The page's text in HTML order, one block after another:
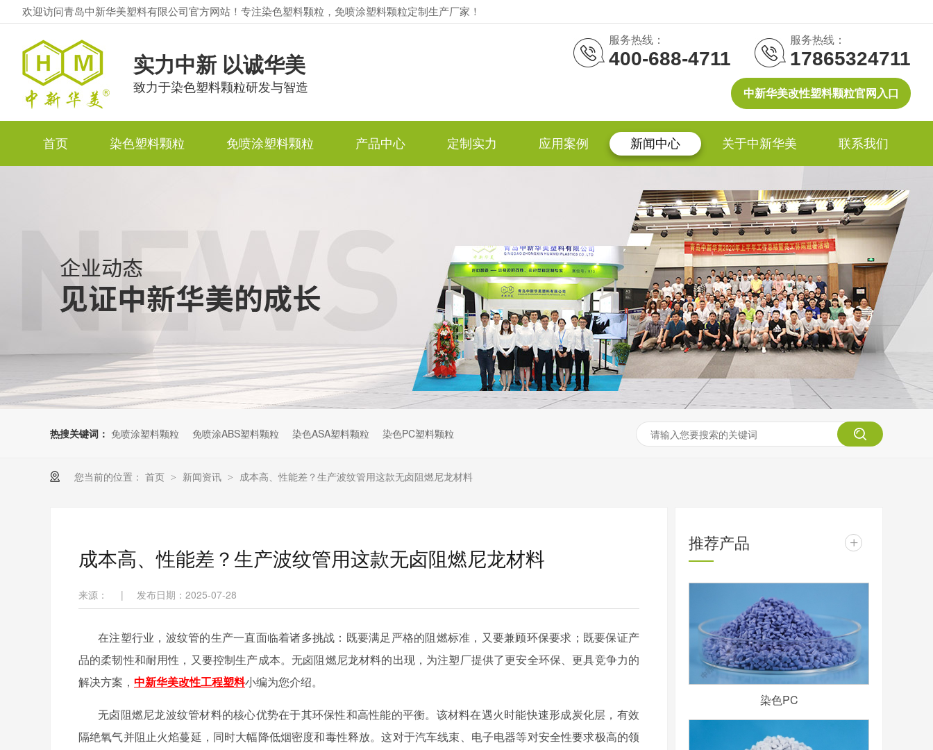
中新华美改性塑料颗粒官网入口
欢迎访问青岛中新华美塑料有限公司官方网站！专注染色塑料颗粒，免喷涂塑料颗粒定制生产厂家！
实力中新 以诚华美
致力于染色塑料颗粒研发与智造
服务热线：
400-688-4711
服务热线：
17865324711
首页 染色塑料颗粒 免喷涂塑料颗粒 产品中心 定制实力 应用案例 新闻中心 关于中新华美 联系我们
热搜关键词： 免喷涂塑料颗粒 免喷涂ABS塑料颗粒 染色ASA塑料颗粒 染色PC塑料颗粒
您当前的位置： 首页 > 新闻资讯 > 成本高、性能差？生产波纹管用这款无卤阻燃尼龙材料
成本高、性能差？生产波纹管用这款无卤阻燃尼龙材料
来源： | 发布日期：2025-07-28
在注塑行业，波纹管的生产一直面临着诸多挑战：既要满足严格的阻燃标准，又要兼顾环保要求；既要保证产
品的柔韧性和耐用性，又要控制生产成本。无卤阻燃尼龙材料的出现，为注塑厂提供了更安全环保、更具竞争力的
解决方案， 中新华美改性工程塑料小编为您介绍。
无卤阻燃尼龙波纹管材料的核心优势在于其环保性和高性能的平衡。该材料在遇火时能快速形成炭化层，有效
隔绝氧气并阻止火焰蔓延，同时大幅降低烟密度和毒性释放。这对于汽车线束、电子电器等对安全性要求极高的领
推荐产品 +
染色PC